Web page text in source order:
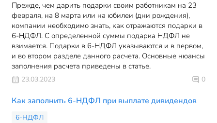
Прежде, чем дарить подарки своим работникам на 23
февраля, на 8 марта или на юбилеи (дни рождения),
компании необходимо знать, как отражаются подарки в
6-НДФЛ. С определенной суммы подарка НДФЛ не
взимается. Подарки в 6-НДФЛ указываются и в первом,
и во втором разделе данного расчета. Основные нюансы
заполнения расчета приведены в статье.
23.03.2023 0
Как заполнить 6-НДФЛ при выплате дивидендов
6-НДФЛ